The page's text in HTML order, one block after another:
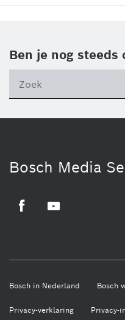
Ben je nog steeds
Bosch Media
Bosch in Nederland Bosch
Privacy-verklaring Privacy-